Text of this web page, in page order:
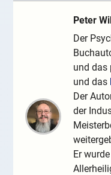
Peter
Der
und das
und das
Der
der
Er